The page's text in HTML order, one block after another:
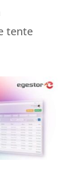
tente